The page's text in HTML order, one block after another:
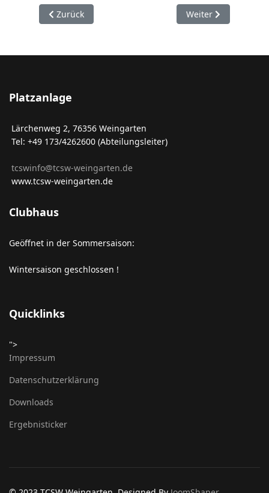
Vorheriger Beitrag: Mitglied werden
Zurück Nächster Beitrag:
Weiter
Platzanlage
Lärchenweg 2, 76356 Weingarten
Tel: +49 173/4262600 (Abteilungsleiter)
tcswinfo@tcsw-weingarten.de
www.tcsw-weingarten.de
Clubhaus
Geöffnet in der Sommersaison:
Wintersaison geschlossen !
Quicklinks
">
Impressum
Datenschutzerklärung
Downloads
Ergebnisticker